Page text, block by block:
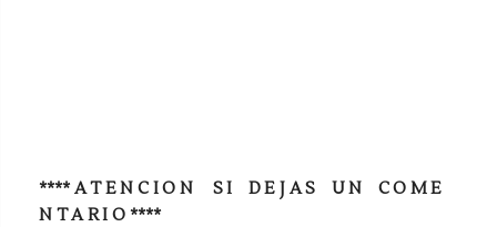
**** A T E N C I O N S I D E J A S U N C O M E
N T A R I O ****